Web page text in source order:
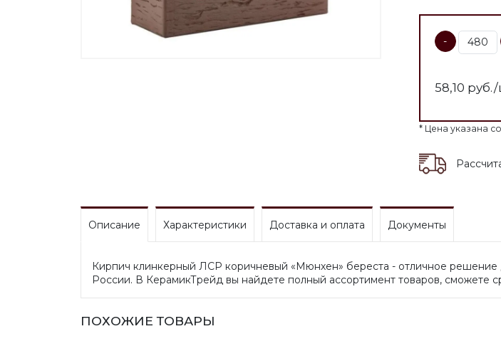
-
58,10
* Цена указана
Описание Характеристики Доставка и оплата Документы
Кирпич клинкерный ЛСР коричневый «Мюнхен» береста - отличное
России. В КерамикТрейд вы найдете полный ассортимент товаров, сможете
ПОХОЖИЕ ТОВАРЫ